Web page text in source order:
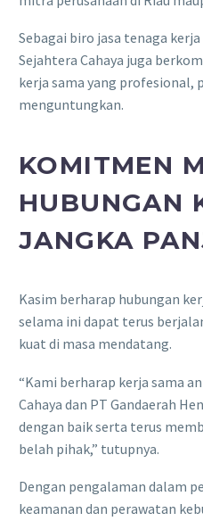
Sebagai biro jasa tenaga
Sejahtera Cahaya juga
kerja sama yang profesional,
menguntungkan.
KOMITMEN
HUBUNGAN
JANGKA
Kasim berharap hubungan
selama ini dapat terus
kuat di masa mendatang.
“Kami berharap kerja sama
Cahaya dan PT Gandaerah
dengan baik serta terus
belah pihak,” tutupnya.
Dengan pengalaman dalam
keamanan dan perawatan